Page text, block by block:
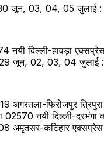
03, 04, 05 जुलाई :
नयी दिल्ली-हावड़ा
जून, 02, 03, 04 जुलाई :
फिरोजपुर
नयी दिल्ली-दरभंगा
अमृतसर-कटिहार एक्सप्रेस